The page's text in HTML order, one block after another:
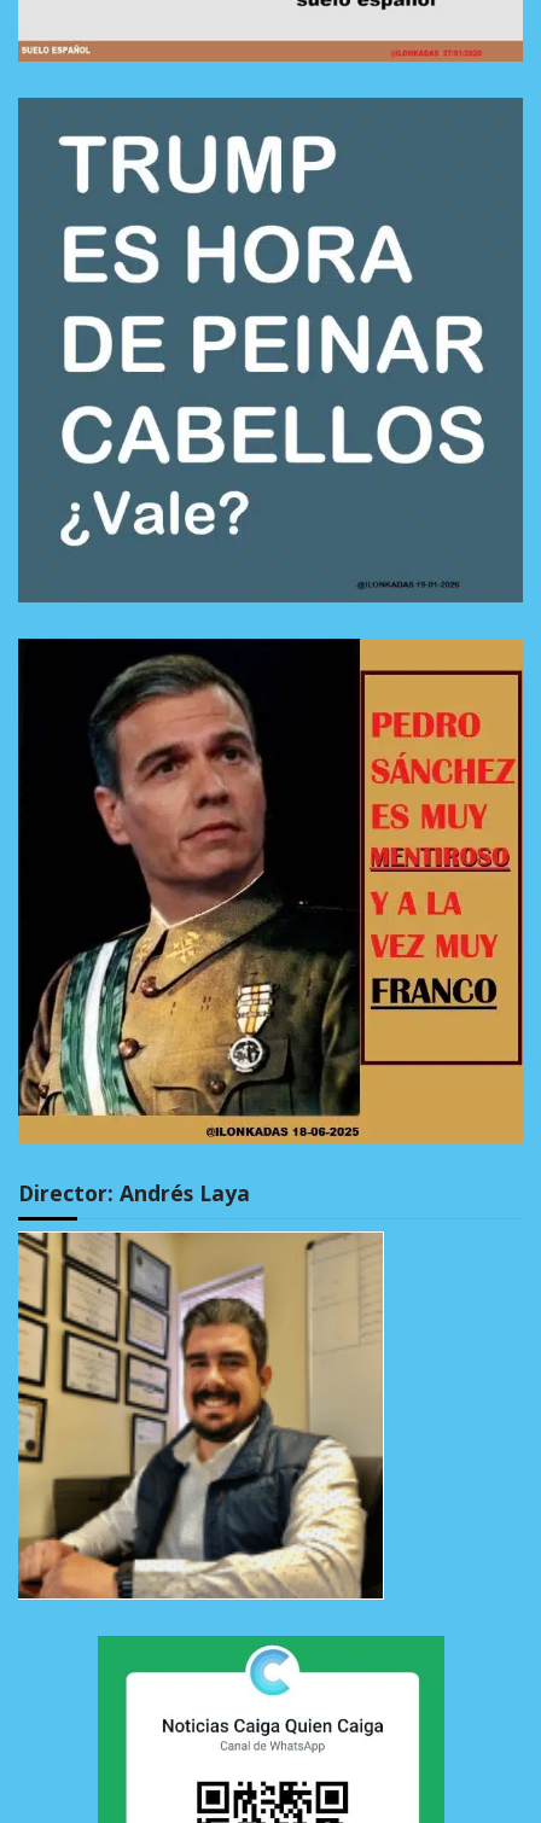
Director: Andrés Laya